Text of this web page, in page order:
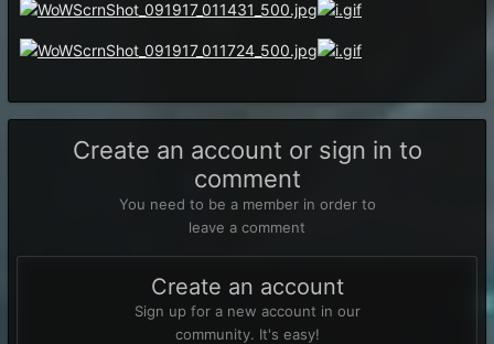
Create an account or sign in to
comment
You need to be a member in order to
leave a comment
Create an account
Sign up for a new account in our
community. It's easy!